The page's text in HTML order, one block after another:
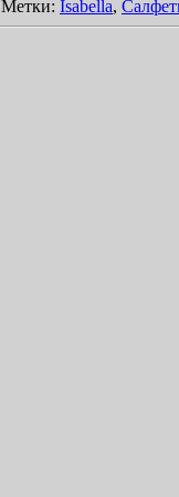
Метки: Isabella,